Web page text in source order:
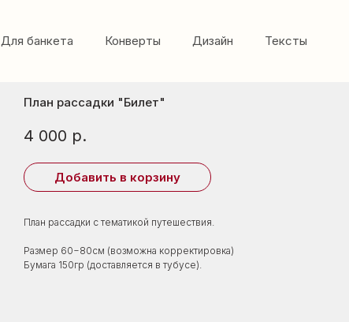
Для банкета Конверты Дизайн Тексты
План рассадки "Билет"
4 000 р.
Добавить в корзину
План рассадки с тематикой путешествия.
Размер 60−80см (возможна корректировка)
Бумага 150гр (доставляется в тубусе).